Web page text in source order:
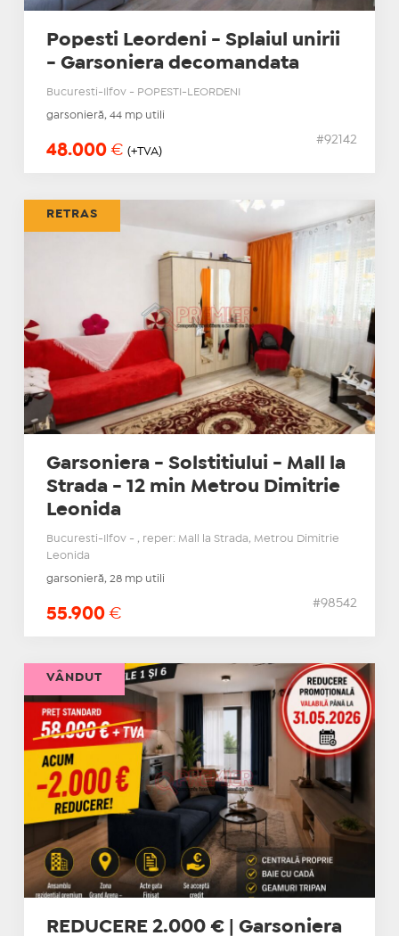
Popesti Leordeni - Splaiul unirii
- Garsoniera decomandata
Bucuresti-Ilfov - POPESTI-LEORDENI
garsonieră, 44 mp utili
48.000 € (+TVA)
#92142
Garsoniera - Solstitiului - Mall la
Strada - 12 min Metrou Dimitrie
Leonida
Bucuresti-Ilfov - , reper: Mall la Strada, Metrou Dimitrie
Leonida
garsonieră, 28 mp utili
55.900 €
#98542
RETRAS
REDUCERE 2.000 € | Garsoniera
VÂNDUT